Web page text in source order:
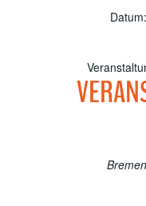
Datum:
Bremen